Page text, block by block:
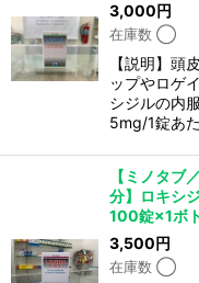
3,000円
在庫数 ◯
【説明】頭
ップやロゲ
シジルの内
5mg/1錠あ
【ミノタブ
分】ロキシ
100錠×1ボ
3,500円
在庫数 ◯